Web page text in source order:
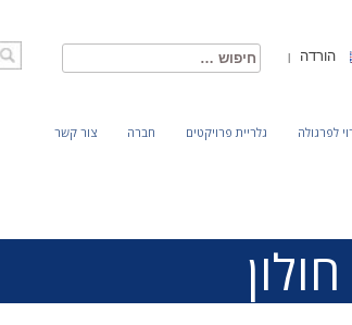
חיפוש: הורדה
לפרגולה גלריית פרויקטים חברה צור קשר